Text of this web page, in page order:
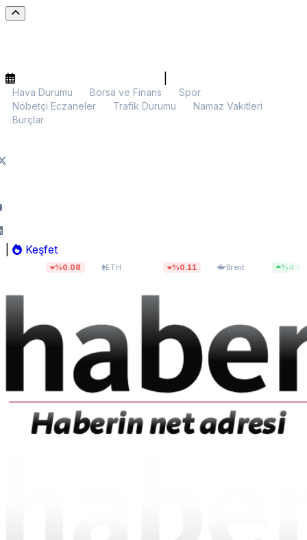
Hava Durumu Borsa ve Finans
Spor
Nöbetçi Eczaneler
Trafik Durumu
Namaz Vakitleri
Burçlar
Keşfet
ETH$1.905,82 Brent$83,26 %4.80 BIST